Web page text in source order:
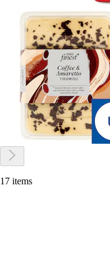
17 items